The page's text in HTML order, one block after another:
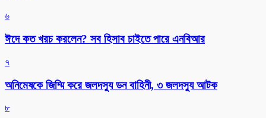
৬
ঈদে কত খরচ করলেন? সব হিসাব চাইতে পারে এনবিআর
৭
অনিমেষকে জিম্মি করে জলদস্যু ডন বাহিনী, ৩ জলদস্যু আটক
৮